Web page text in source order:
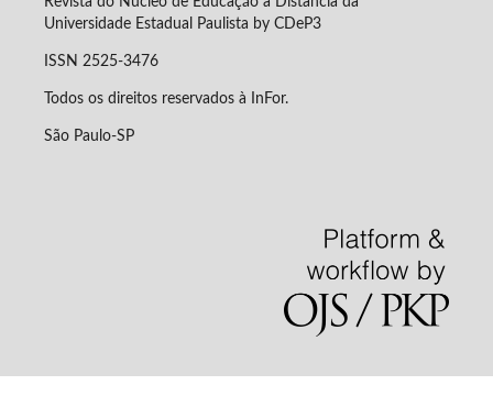
Universidade Estadual Paulista by CDeP3
ISSN 2525-3476
Todos os direitos reservados à InFor.
São Paulo-SP